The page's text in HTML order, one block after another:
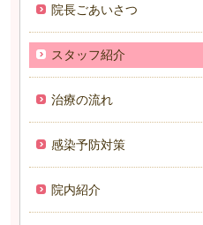
院長ごあいさつ
スタッフ紹介
治療の流れ
感染予防対策
院内紹介